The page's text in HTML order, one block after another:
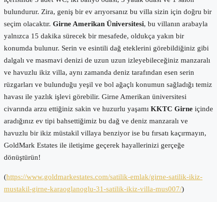
bulundurur. Zira, geniş bir ev arıyorsanız bu villa sizin için doğru bir
seçim olacaktır. Girne Amerikan Üniversitesi, bu villanın arabayla
yalnızca 15 dakika sürecek bir mesafede, oldukça yakın bir
konumda bulunur. Serin ve esintili dağ eteklerini görebildiğiniz gibi
dalgalı ve masmavi denizi de uzun uzun izleyebileceğiniz manzaralı
ve havuzlu ikiz villa, aynı zamanda deniz tarafından esen serin
rüzgarları ve bulunduğu yeşil ve bol ağaçlı konumun sağladığı temiz
havası ile yazlık işlevi görebilir. Girne Amerikan üniversitesi
civarında arzu ettiğiniz sakin ve huzurlu yaşamı KKTC Girne içinde
aradığınız ev tipi bahsettiğimiz bu dağ ve deniz manzaralı ve
havuzlu bir ikiz müstakil villaya benziyor ise bu fırsatı kaçırmayın,
GoldMark Estates ile iletişime geçerek hayallerinizi gerçeğe
dönüştürün!
(https://www.goldmarkestates.com/satilik-emlak/girne-satilik-ikiz-
mustakil-girne-karaoglanoglu-31-satilik-ikiz-villa-mus007/)